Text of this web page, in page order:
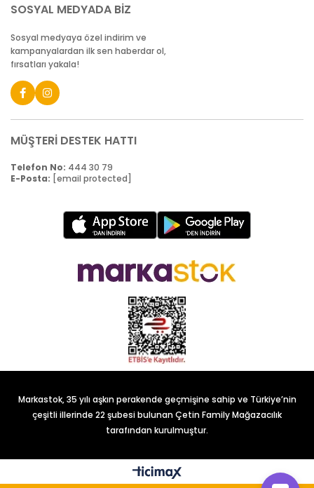
SOSYAL MEDYADA BİZ
Sosyal medyaya özel indirim ve
kampanyalardan ilk sen haberdar ol,
fırsatları yakala!
MÜŞTERİ DESTEK HATTI
Telefon No: 444 30 79
E-Posta: [email protected]
Markastok, 35 yılı aşkın perakende geçmişine sahip ve Türkiye’nin
çeşitli illerinde 22 şubesi bulunan Çetin Family Mağazacılık
tarafından kurulmuştur.